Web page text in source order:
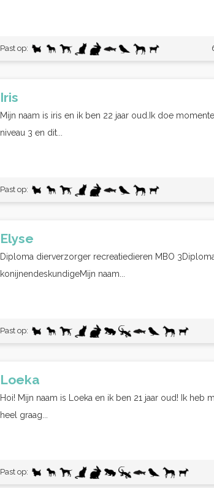
Past op:
Iris
Mijn naam is iris en ik ben 22 jaar oud.Ik doe
niveau 3 en dit...
Past op:
Elyse
Diploma dierverzorger recreatiedieren MBO
konijnendeskundigeMijn naam...
Past op:
Loeka
Hoi! Mijn naam is Loeka en ik ben 21 jaar oud! Ik heb
heel graag...
Past op: